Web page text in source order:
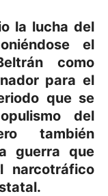
la lucha del
el
como
para el
que se
del
también
guerra que
narcotráfico